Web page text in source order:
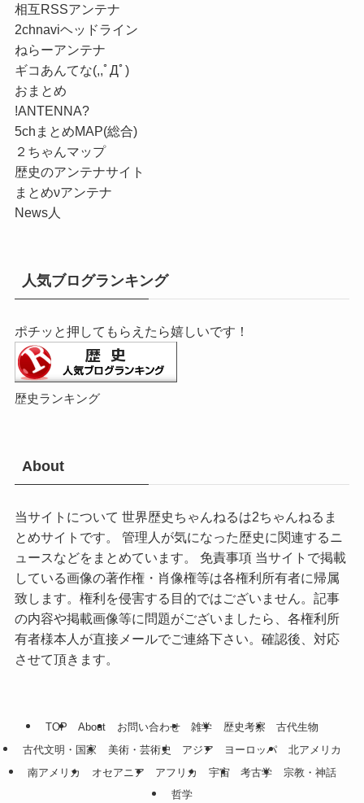
相互RSSアンテナ
2chnaviヘッドライン
ねらーアンテナ
ギコあんてな(,,ﾟДﾟ)
おまとめ
!ANTENNA?
5chまとめMAP(総合)
２ちゃんマップ
歴史のアンテナサイト
まとめνアンテナ
News人
人気ブログランキング
ポチッと押してもらえたら嬉しいです！
歴史ランキング
About
当サイトについて 世界歴史ちゃんねるは2ちゃんねるま
とめサイトです。 管理人が気になった歴史に関連するニ
ュースなどをまとめています。 免責事項 当サイトで掲載
している画像の著作権・肖像権等は各権利所有者に帰属
致します。権利を侵害する目的ではございません。記事
の内容や掲載画像等に問題がございましたら、各権利所
有者様本人が直接メールでご連絡下さい。確認後、対応
させて頂きます。
TOP About お問い合わせ 雑学 歴史考察
古代生物
古代文明・国家
美術・芸術史 アジア ヨーロッパ
北アメリカ
南アメリカ
オセアニア アフリカ 宇宙 考古学
宗教・神話
哲学